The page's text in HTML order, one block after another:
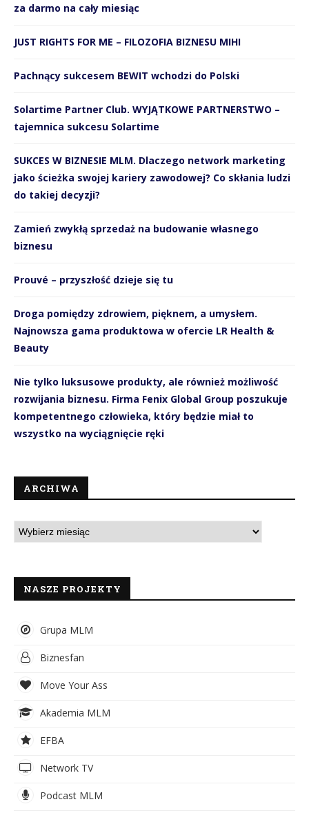
za darmo na cały miesiąc
JUST RIGHTS FOR ME – FILOZOFIA BIZNESU MIHI
Pachnący sukcesem BEWIT wchodzi do Polski
Solartime Partner Club. WYJĄTKOWE PARTNERSTWO –
tajemnica sukcesu Solartime
SUKCES W BIZNESIE MLM. Dlaczego network marketing
jako ścieżka swojej kariery zawodowej? Co skłania ludzi
do takiej decyzji?
Zamień zwykłą sprzedaż na budowanie własnego
biznesu
Prouvé – przyszłość dzieje się tu
Droga pomiędzy zdrowiem, pięknem, a umysłem.
Najnowsza gama produktowa w ofercie LR Health &
Beauty
Nie tylko luksusowe produkty, ale również możliwość
rozwijania biznesu. Firma Fenix Global Group poszukuje
kompetentnego człowieka, który będzie miał to
wszystko na wyciągnięcie ręki
ARCHIWA
NASZE PROJEKTY
Grupa MLM
Biznesfan
Move Your Ass
Akademia MLM
EFBA
Network TV
Podcast MLM